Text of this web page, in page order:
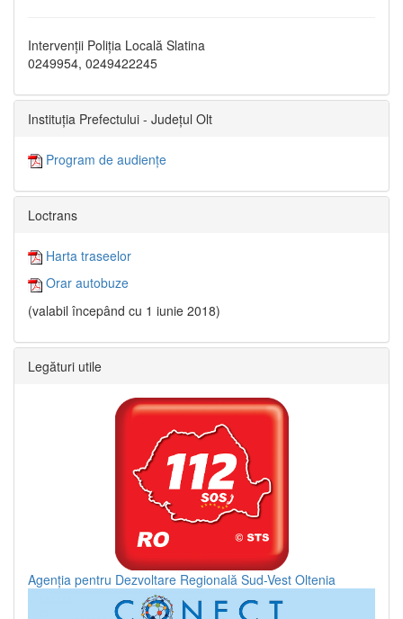
Intervenții Poliția Locală Slatina
0249954, 0249422245
Instituția Prefectului - Județul Olt
Program de audiențe
Loctrans
Harta traseelor
Orar autobuze
(valabil începând cu 1 iunie 2018)
Legături utile
Agenția pentru Dezvoltare Regională Sud-Vest Oltenia